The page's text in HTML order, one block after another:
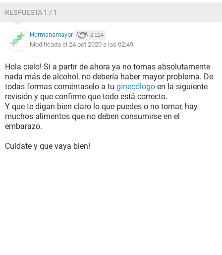
RESPUESTA 1 / 1
Hermanamayor 2.224
Modificado el 24 oct 2020 a las 02:49
Hola cielo! Si a partir de ahora ya no tomas absolutamente
nada más de alcohol, no debería haber mayor problema. De
todas formas coméntaselo a tu ginecólogo en la siguiente
revisión y que confirme que todo está correcto.
Y que te digan bien claro lo que puedes o no tomar, hay
muchos alimentos que no deben consumirse en el
embarazo.
Cuídate y que vaya bien!